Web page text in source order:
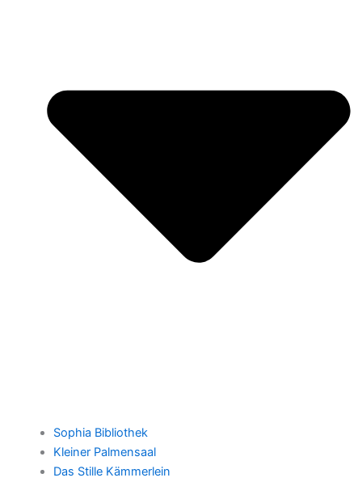
Sophia Bibliothek
Kleiner Palmensaal
Das Stille Kämmerlein